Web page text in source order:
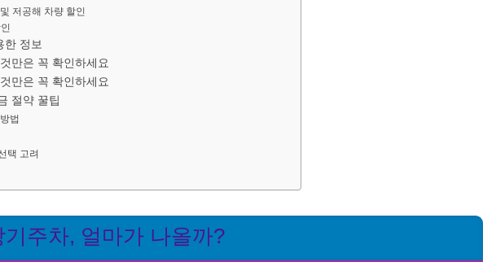
저공해 차량 할인
한 정보
만은 꼭 확인하세요
만은 꼭 확인하세요
절약 꿀팁
법
택 고려
기주차, 얼마가 나올까?